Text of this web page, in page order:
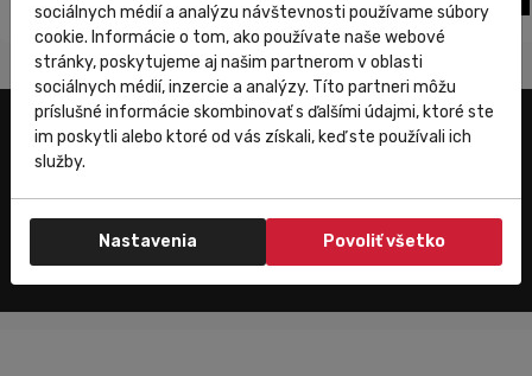
Užitočné odkazy
E-shop
Trenujeme
sociálnych médií a analýzu návštevnosti používame súbory
cookie. Informácie o tom, ako používate naše webové
stránky, poskytujeme aj našim partnerom v oblasti
sociálnych médií, inzercie a analýzy. Títo partneri môžu
príslušné informácie skombinovať s ďalšími údajmi, ktoré ste
im poskytli alebo ktoré od vás získali, keď ste používali ich
služby.
Nastavenia Povoliť všetko